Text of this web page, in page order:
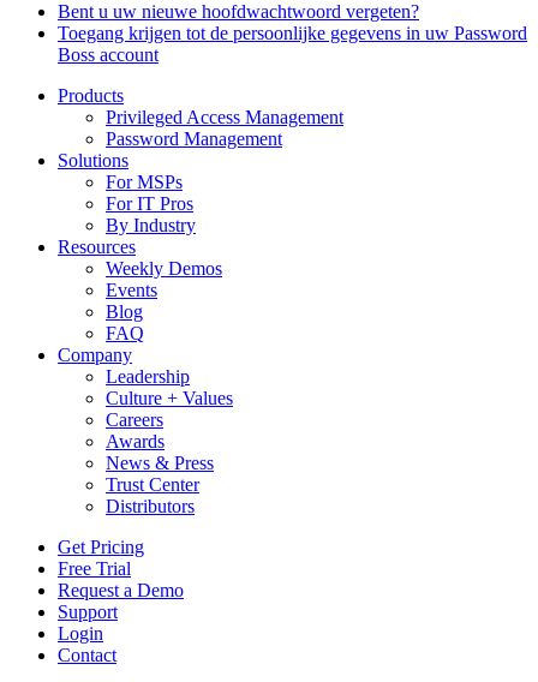
Bent u uw nieuwe hoofdwachtwoord vergeten?
Toegang krijgen tot de persoonlijke gegevens in uw Password
Boss account
Products
Privileged Access Management
Password Management
Solutions
For MSPs
For IT Pros
By Industry
Resources
Weekly Demos
Events
Blog
FAQ
Company
Leadership
Culture + Values
Careers
Awards
News & Press
Trust Center
Distributors
Get Pricing
Free Trial
Request a Demo
Support
Login
Contact